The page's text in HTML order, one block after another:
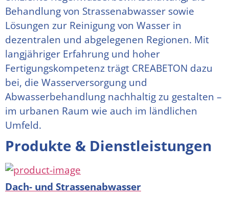
Behandlung von Strassenabwasser sowie
Lösungen zur Reinigung von Wasser in
dezentralen und abgelegenen Regionen. Mit
langjähriger Erfahrung und hoher
Fertigungskompetenz trägt CREABETON dazu
bei, die Wasserversorgung und
Abwasserbehandlung nachhaltig zu gestalten –
im urbanen Raum wie auch im ländlichen
Umfeld.
Produkte & Dienstleistungen
Dach- und Strassenabwasser